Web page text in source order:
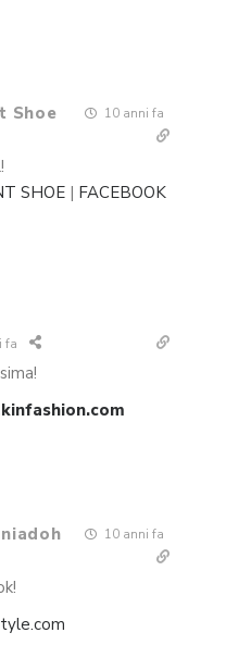
Shoe 10 anni fa
SHOE | FACEBOOK
fa
10 anni fa